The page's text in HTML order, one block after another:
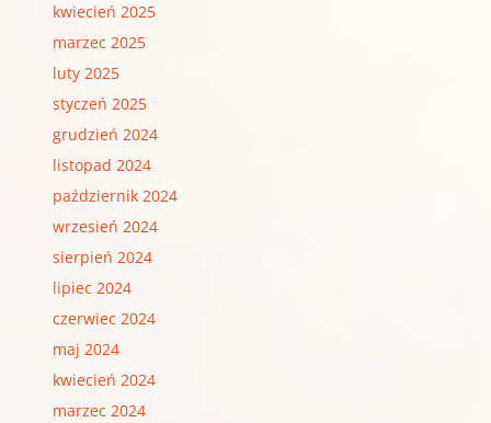
kwiecień 2025
marzec 2025
luty 2025
styczeń 2025
grudzień 2024
listopad 2024
październik 2024
wrzesień 2024
sierpień 2024
lipiec 2024
czerwiec 2024
maj 2024
kwiecień 2024
marzec 2024